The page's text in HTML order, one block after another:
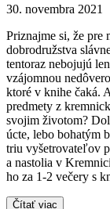
30. novembra 2021
Priznajme si, že pre
dobrodružstva
tentoraz nebojujú
vzájomnou
ktoré v knihe čaká.
predmety z
svojim životom?
úcte, lebo bohatým
triu vyšetrovateľov
a nastolia v
ho za 1-2 večery s
Čítať viac